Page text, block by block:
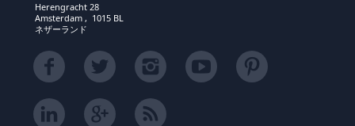
Herengracht 28
Amsterdam , 1015 BL
ネザーランド